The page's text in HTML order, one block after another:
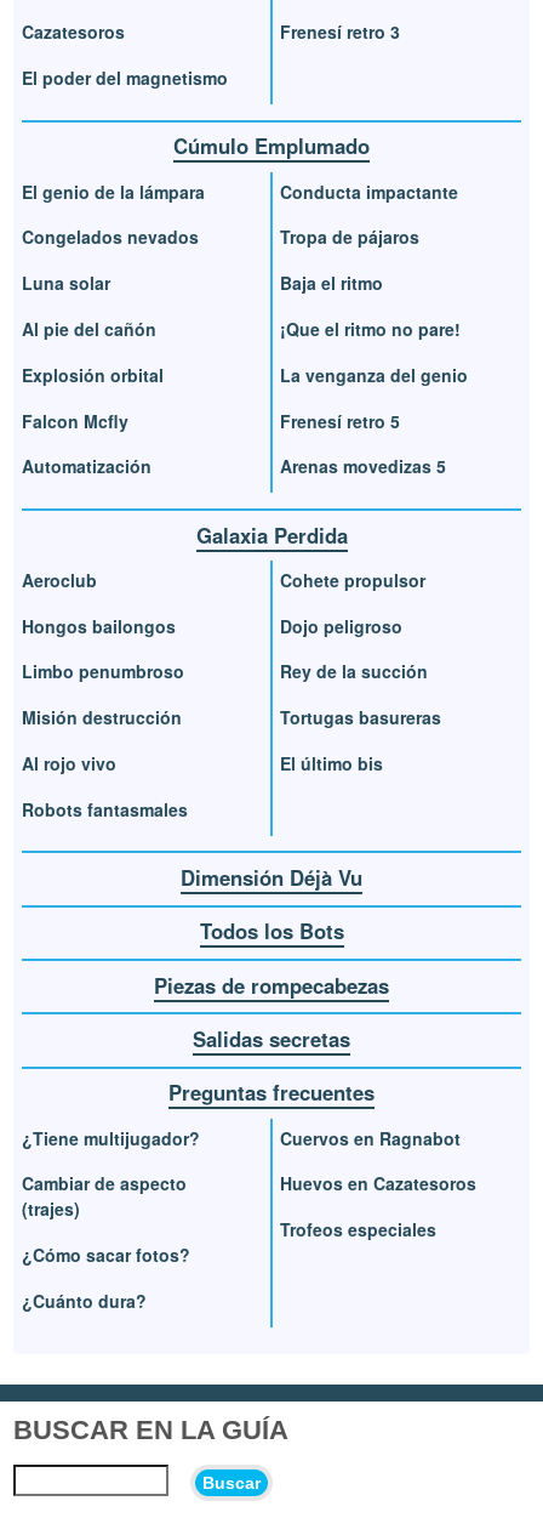
Cazatesoros
El poder del magnetismo
Frenesí retro 3
Cúmulo Emplumado
El genio de la lámpara
Congelados nevados
Luna solar
Al pie del cañón
Explosión orbital
Falcon Mcfly
Automatización
Conducta impactante
Tropa de pájaros
Baja el ritmo
¡Que el ritmo no pare!
La venganza del genio
Frenesí retro 5
Arenas movedizas 5
Galaxia Perdida
Aeroclub
Hongos bailongos
Limbo penumbroso
Misión destrucción
Al rojo vivo
Robots fantasmales
Cohete propulsor
Dojo peligroso
Rey de la succión
Tortugas basureras
El último bis
Dimensión Déjà Vu
Todos los Bots
Piezas de rompecabezas
Salidas secretas
Preguntas frecuentes
¿Tiene multijugador?
Cambiar de aspecto
(trajes)
¿Cómo sacar fotos?
¿Cuánto dura?
Cuervos en Ragnabot
Huevos en Cazatesoros
Trofeos especiales
BUSCAR EN LA GUÍA
Buscar